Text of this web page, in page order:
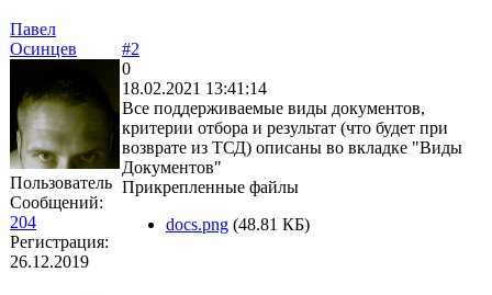
Павел
Осинцев
Пользователь
Сообщений:
204
Регистрация:
26.12.2019
#2
0
18.02.2021 13:41:14
Все поддерживаемые виды документов,
критерии отбора и результат (что будет при
возврате из ТСД) описаны во вкладке "Виды
Документов"
Прикрепленные файлы
docs.png (48.81 КБ)